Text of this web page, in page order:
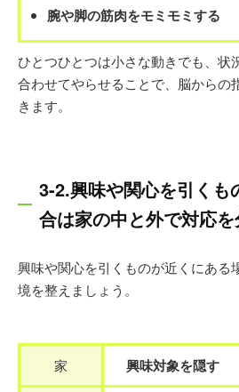
腕や脚の筋肉をモミモミする
ひとつひとつは小さな動きでも、状
合わせてやらせることで、脳からの
きます。
3-2.興味や関心を引くも
合は家の中と外で対応を
興味や関心を引くものが近くにある
境を整えましょう。
家 興味対象を隠す